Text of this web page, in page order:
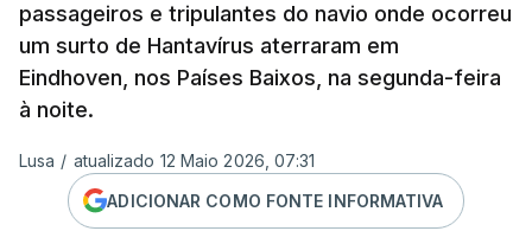
passageiros e tripulantes do navio onde ocorreu
um surto de Hantavírus aterraram em
Eindhoven, nos Países Baixos, na segunda-feira
à noite.
Lusa / atualizado 12 Maio 2026, 07:31
ADICIONAR COMO FONTE INFORMATIVA